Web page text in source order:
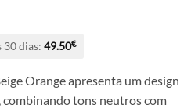
30 dias: 49.50€
Orange apresenta um design
tons neutros com